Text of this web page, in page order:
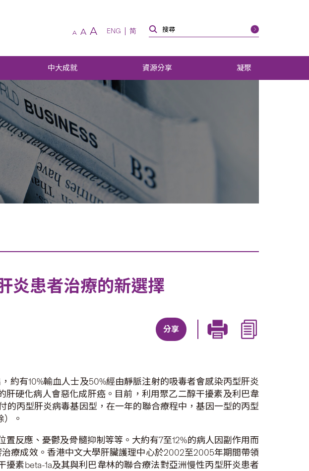
A A A ENG 简
中大成就 資源分享 凝聚
炎患者治療的新選擇
分享
有10%輸血人士及50%經由靜脈注射的吸毒者會感染丙型肝炎
硬化病人會惡化成肝癌。目前，利用聚乙二醇干擾素及利巴韋
丙型肝炎病毒基因型，在一年的聯合療程中，基因一型的丙型
。
反應、憂鬱及骨髓抑制等等。大約有7至12%的病人因副作用而
療成效。香港中文大學肝臟護理中心於2002至2005年期間帶領
素beta-1a及其與利巴韋林的聯合療法對亞洲慢性丙型肝炎患者